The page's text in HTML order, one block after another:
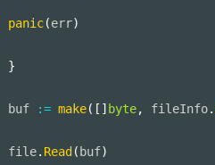
panic(err)
}
buf := make( [ ] byte, fileInfo.
file. Read ( buf)